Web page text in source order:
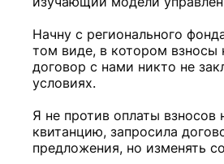
Начну с регионального
том виде, в котором взносы
договор с нами никто не
условиях.
Я не против оплаты взносов
квитанцию, запросила
предложения, но изменять